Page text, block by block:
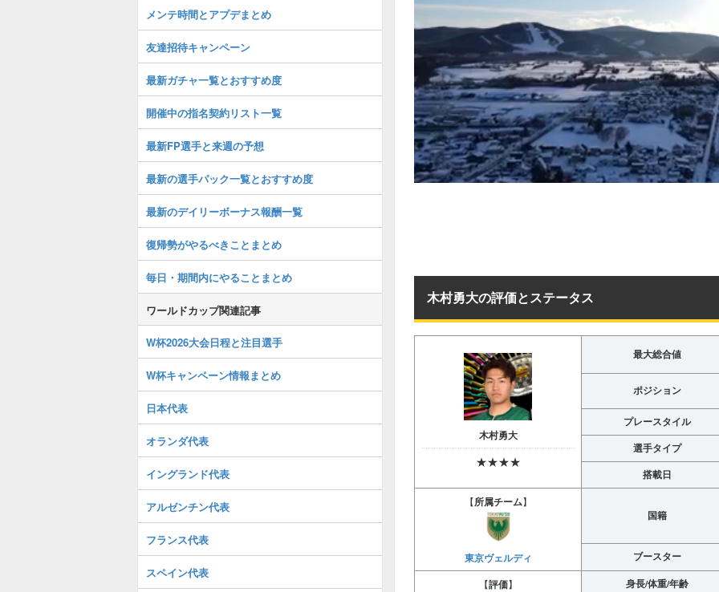
木村勇大の評価とステータス
木村勇大
★★★★
最大総合値
ポジション
プレースタイル
選手タイプ
搭載日
【所属チーム】
東京ヴェルディ
国籍
ブースター
【評価】
身長/体重/年齢
メンテ時間とアプデまとめ
友達招待キャンペーン
最新ガチャ一覧とおすすめ度
開催中の指名契約リスト一覧
最新FP選手と来週の予想
最新の選手パック一覧とおすすめ度
最新のデイリーボーナス報酬一覧
復帰勢がやるべきことまとめ
毎日・期間内にやることまとめ
ワールドカップ関連記事
W杯2026大会日程と注目選手
W杯キャンペーン情報まとめ
日本代表
オランダ代表
イングランド代表
アルゼンチン代表
フランス代表
スペイン代表